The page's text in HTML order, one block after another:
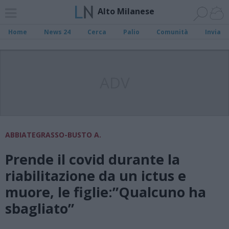
Alto Milanese
Home News 24 Cerca Palio Comunità Invia
ABBIATEGRASSO-BUSTO A.
Prende il covid durante la
riabilitazione da un ictus e
muore, le figlie:”Qualcuno ha
sbagliato”